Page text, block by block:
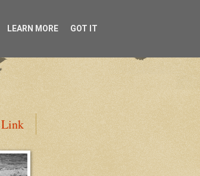
Link
LEARN MORE GOT IT